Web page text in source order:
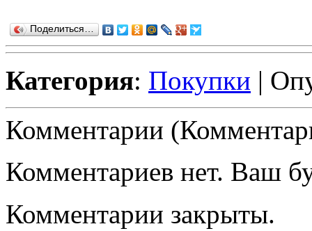
Поделиться…
Категория: Покупки |
Комментарии
Комментариев нет. Ваш
Комментарии закрыты.